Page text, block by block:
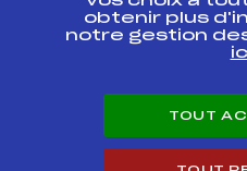
Listes ministérielles
Pôle vie de l’athlète
Carrières
obtenir plus
notre gestion
TOUT